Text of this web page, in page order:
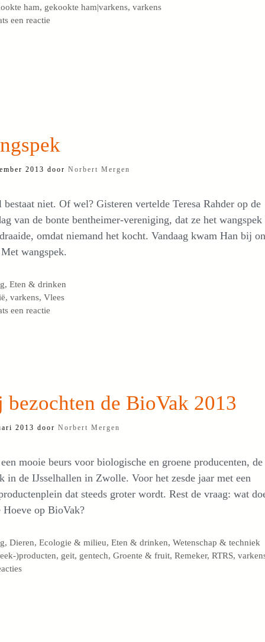
ham, gekookte ham|varkens,varkens
een reactie
2013 door Norbert Mergen
bestaat niet. Of wel? Gisteren vertelde Teresa Rahder op de
van de bonte bentheimer-vereniging, dat ze het
omdat niemand het kocht. Vandaag kwam Han bij
wangspek.
,Eten & drinken
,varkens,Vlees
een reactie
bezochten de BioVak 2013
2013 door Norbert Mergen
mooie beurs voor biologische en groene producenten, de
in de IJsselhallen in Zwolle. Voor het zesde jaar met een
dat steeds groter wordt. Rest de vraag: wat
Hoeve op BioVak?
,Dieren,Ecologie & milieu,Eten & drinken,Wetenschap & techniek
)producten, geit, gentech,Groente & fruit,Remeker,RTRS,